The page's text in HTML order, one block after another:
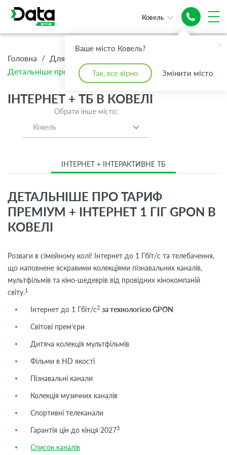
Ваше місто Ковель?
Так, все вірно Змінити місто
Ковель
Головна / Для Дому
Детальніше про тариф Преміум + Інтернет 1 Гіг GPON
ІНТЕРНЕТ + ТБ В КОВЕЛІ
Обрати інше місто:
Ковель
ІНТЕРНЕТ + ІНТЕРАКТИВНЕ ТБ
ДЕТАЛЬНІШЕ ПРО ТАРИФ
ПРЕМІУМ + ІНТЕРНЕТ 1 ГІГ GPON В
КОВЕЛІ
Розваги в сімейному колі! Інтернет до 1 Гбіт/с та телебачення,
що наповнене яскравими колекціями пізнавальних каналів,
мультфільмів та кіно-шедеврів від провідних кінокомпаній
світу.1
Інтернет до 1 Гбіт/с2 за технологією GPON
Світові прем’єри
Дитяча колекція мультфільмів
Фільми в HD якості
Пізнавальні канали
Колекція музичних каналів
Спортивні телеканали
Гарантія цін до кінця 20273
Список каналів